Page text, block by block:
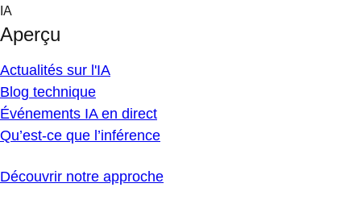
Skip
content
IA
Aperçu
Actualités sur l'IA
Blog technique
Événements IA en direct
Qu’est-ce que l’inférence
Découvrir notre approche